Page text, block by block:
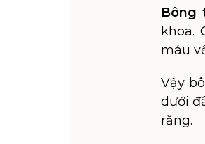
Bông
khoa.
máu
Vậy
dưới
răng.